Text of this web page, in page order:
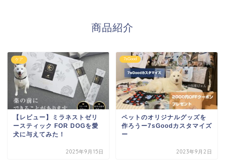
商品紹介
ケア
【レビュー】ミラネストゼリ
ースティック FOR DOGを愛
犬に与えてみた！
2025年9月15日
7sGood
ペットのオリジナルグッズを
作ろうー7sGoodカスタマイズ
ー
2023年9月2日